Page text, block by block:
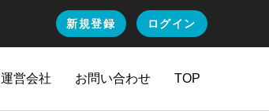
新規登録 ログイン
運営会社 お問い合わせ TOP